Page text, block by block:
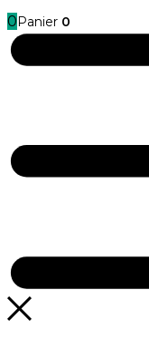
0 Panier 0